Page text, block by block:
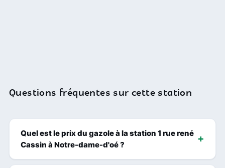
Questions fréquentes sur cette station
Quel est le prix du gazole à la station 1 rue rené
Cassin à Notre-dame-d'oé ?